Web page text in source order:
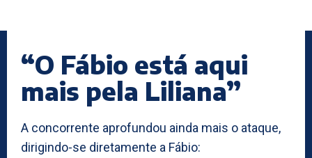
“O Fábio está aqui
mais pela Liliana”
A concorrente aprofundou ainda mais o ataque,
dirigindo-se diretamente a Fábio: